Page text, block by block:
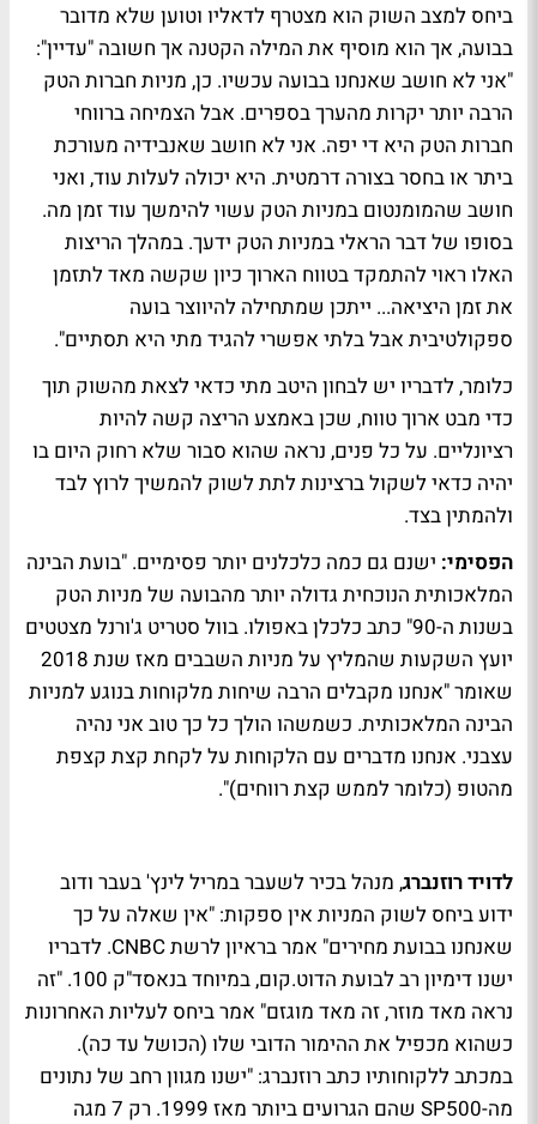
ביחס למצב השוק הוא מצטרף לדאליו וטוען שלא מדובר
בבועה, אך הוא מוסיף את המילה הקטנה אך חשובה "עדיין":
"אני לא חושב שאנחנו בבועה עכשיו. כן, מניות חברות הטק
הרבה יותר יקרות מהערך בספרים. אבל הצמיחה ברווחי
חברות הטק היא די יפה. אני לא חושב שאנבידיה מעורכת
ביתר או בחסר בצורה דרמטית. היא יכולה לעלות עוד, ואני
חושב שהמומנטום במניות הטק עשוי להימשך עוד זמן מה.
בסופו של דבר הראלי במניות הטק ידעך. במהלך הריצות
האלו ראוי להתמקד בטווח הארוך כיון שקשה מאד לתזמן
את זמן היציאה... ייתכן שמתחילה להיווצר בועה
ספקולטיבית אבל בלתי אפשרי להגיד מתי היא תסתיים".
כלומר, לדבריו יש לבחון היטב מתי כדאי לצאת מהשוק תוך
כדי מבט ארוך טווח, שכן באמצע הריצה קשה להיות
רציונליים. על כל פנים, נראה שהוא סבור שלא רחוק היום בו
יהיה כדאי לשקול ברצינות לתת לשוק להמשיך לרוץ לבד
ולהמתין בצד.
הפסימי: ישנם גם כמה כלכלנים יותר פסימיים. "בועת הבינה
המלאכותית הנוכחית גדולה יותר מהבועה של מניות הטק
בשנות ה-90" כתב כלכלן באפולו. בוול סטריט ג'ורנל מצטטים
יועץ השקעות שהמליץ על מניות השבבים מאז שנת 2018
שאומר "אנחנו מקבלים הרבה שיחות מלקוחות בנוגע למניות
הבינה המלאכותית. כשמשהו הולך כל כך טוב אני נהיה
עצבני. אנחנו מדברים עם הלקוחות על לקחת קצת קצפת
מהטופ (כלומר לממש קצת רווחים)".
לדויד רוזנברג, מנהל בכיר לשעבר במריל לינץ' בעבר ודוב
ידוע ביחס לשוק המניות אין ספקות: "אין שאלה על כך
שאנחנו בבועת מחירים" אמר בראיון לרשת CNBC. לדבריו
ישנו דימיון רב לבועת הדוט.קום, במיוחד בנאסד"ק 100. "זה
נראה מאד מוזר, זה מאד מוגזם" אמר ביחס לעליות האחרונות
כשהוא מכפיל את ההימור הדובי שלו (הכושל עד כה).
במכתב ללקוחותיו כתב רוזנברג: "ישנו מגוון רחב של נתונים
מה-SP500 שהם הגרועים ביותר מאז 1999. רק 7 מגה